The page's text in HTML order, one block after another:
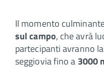
Il momento
sul campo, che avrà
partecipanti avranno
seggiovia fino a 3000